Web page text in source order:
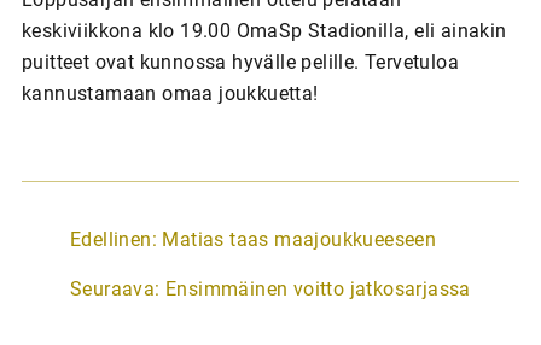
keskiviikkona klo 19.00 OmaSp Stadionilla, eli ainakin
puitteet ovat kunnossa hyvälle pelille. Tervetuloa
kannustamaan omaa joukkuetta!
A
t
Edellinen: Matias taas maajoukkueeseen
Seuraava: Ensimmäinen voitto jatkosarjassa